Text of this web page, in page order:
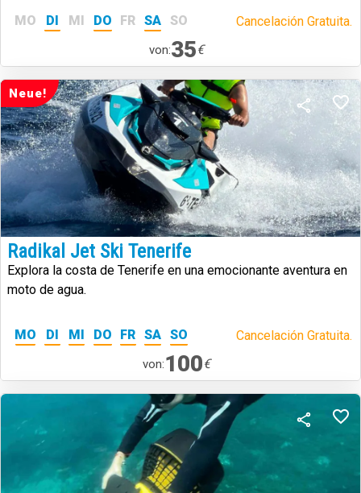
MO DI MI DO FR SA SO Cancelación Gratuita.
von:35€
Neue!
Radikal Jet Ski Tenerife
Explora la costa de Tenerife en una emocionante aventura en
moto de agua.
MO DI MI DO FR SA SO Cancelación Gratuita.
von:100€